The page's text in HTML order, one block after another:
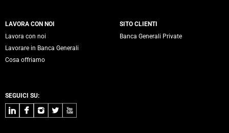
LAVORA CON NOI
Lavora con noi
Lavorare in Banca Generali
Cosa offriamo
SITO CLIENTI
Banca Generali Private
SEGUICI SU:
LinkedInFacebook
Instagram
TwitterYoutube